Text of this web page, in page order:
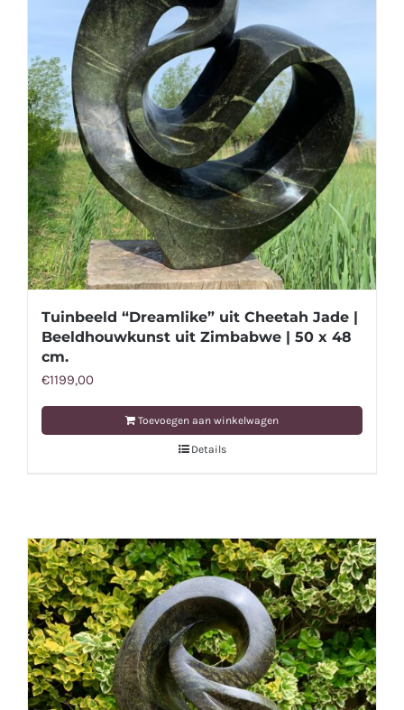
Tuinbeeld “Dreamlike” uit Cheetah Jade |
Beeldhouwkunst uit Zimbabwe | 50 x 48
cm.
€1199,00
Toevoegen aan winkelwagen
Details